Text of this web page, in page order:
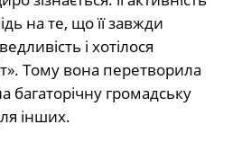
на те, що її завжди
і хотілося
Тому вона перетворила
багаторічну громадську
інших.